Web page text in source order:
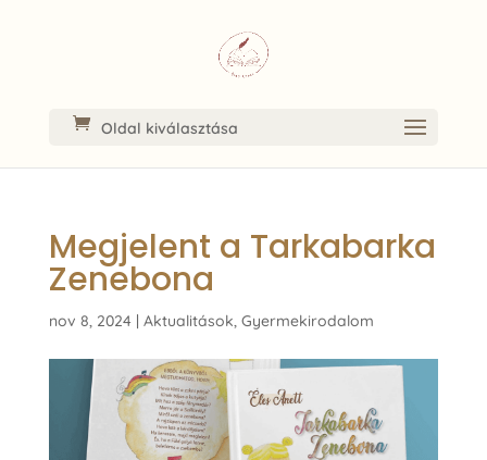
Oldal kiválasztása
Megjelent a Tarkabarka
Zenebona
nov 8, 2024| Aktualitások, Gyermekirodalom